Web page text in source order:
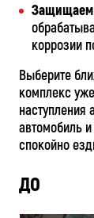
Защищаем
коррозии
Выберите
комплекс
наступления
автомобиль
спокойно
ДО